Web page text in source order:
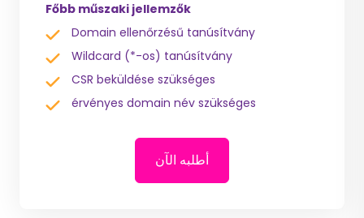
Főbb műszaki jellemzők
Domain ellenőrzésű tanúsítvány
Wildcard (*-os) tanúsítvány
CSR beküldése szükséges
érvényes domain név szükséges
أطلبه الآن